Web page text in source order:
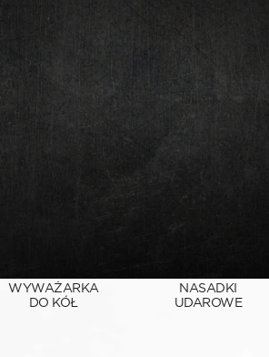
WYWAŻARKA
DO KÓŁ
NASADKI
UDAROWE